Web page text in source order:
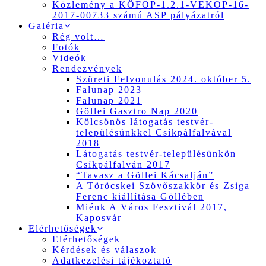
Közlemény a KÖFOP-1.2.1-VEKOP-16-
2017-00733 számú ASP pályázatról
Galéria
Rég volt…
Fotók
Videók
Rendezvények
Szüreti Felvonulás 2024. október 5.
Falunap 2023
Falunap 2021
Göllei Gasztro Nap 2020
Kölcsönös látogatás testvér-
településünkkel Csíkpálfalvával
2018
Látogatás testvér-településünkön
Csíkpálfalván 2017
“Tavasz a Göllei Kácsalján”
A Töröcskei Szövőszakkör és Zsiga
Ferenc kiállítása Göllében
Miénk A Város Fesztivál 2017,
Kaposvár
Elérhetőségek
Elérhetőségek
Kérdések és válaszok
Adatkezelési tájékoztató